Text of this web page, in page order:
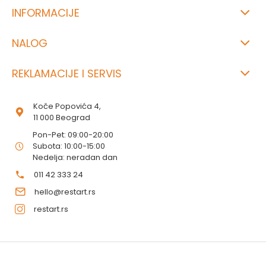
INFORMACIJE
NALOG
REKLAMACIJE I SERVIS
Koče Popovića 4,
11 000 Beograd
Pon-Pet: 09:00-20:00
Subota: 10:00-15:00
Nedelja: neradan dan
011 42 333 24
hello@restart.rs
restart.rs